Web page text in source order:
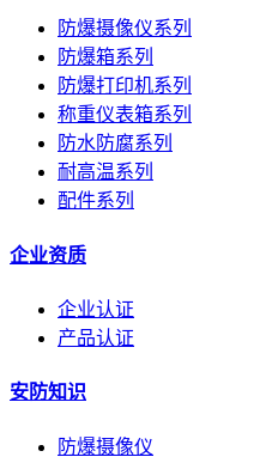
防爆摄像仪系列
防爆箱系列
防爆打印机系列
称重仪表箱系列
防水防腐系列
耐高温系列
配件系列
企业资质
企业认证
产品认证
安防知识
防爆摄像仪